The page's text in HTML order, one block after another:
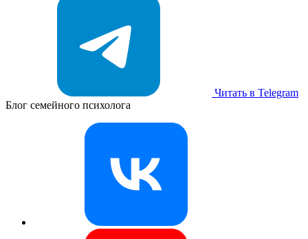
Читать в Telegram
Блог семейного психолога